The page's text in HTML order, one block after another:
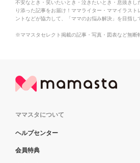
不安なとき・笑いたいとき・泣きたいとき・息抜きし
り添った記事をお届け！ママライター・ママイラスト
ントなどが協力して、「ママのお悩み解決」を目指し
※ママスタセレクト掲載の記事・写真・図表など無断
ママスタについて
ヘルプセンター
会員特典